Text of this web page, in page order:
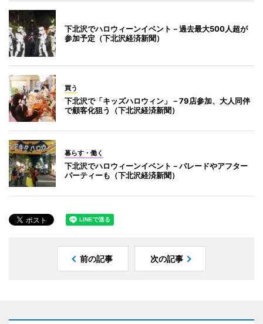
下北沢でハロウィーンイベント－過去最大500人超が
参加予定（下北沢経済新聞）
買う
下北沢で「キッズハロウィン」－79店参加、大人同伴
で顧客化狙う（下北沢経済新聞）
暮らす・働く
下北沢でハロウィーンイベント－パレードやアフター
パーティーも（下北沢経済新聞）
前の記事 次の記事